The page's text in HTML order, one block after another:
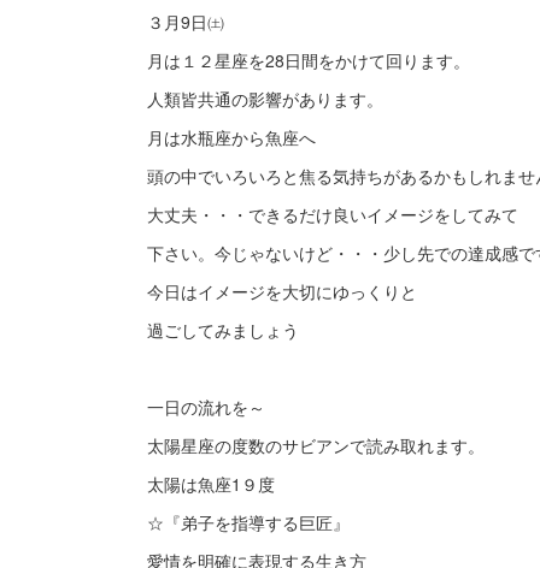
３月9日㈯
月は１２星座を28日間をかけて回ります。
人類皆共通の影響があります。
月は水瓶座から魚座へ
頭の中でいろいろと焦る気持ちがあるかもしれま
大丈夫・・・できるだけ良いイメージをしてみて
下さい。今じゃないけど・・・少し先での達成感で
今日はイメージを大切にゆっくりと
過ごしてみましょう
一日の流れを～
太陽星座の度数のサビアンで読み取れます。
太陽は魚座1９度
☆『弟子を指導する巨匠』
愛情を明確に表現する生き方